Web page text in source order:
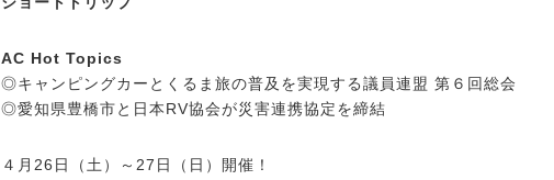
AC Hot Topics
◎キャンピングカーとくるま旅の普及を実現する議員連盟 第６回総会
◎愛知県豊橋市と日本RV協会が災害連携協定を締結
４月26日（土）～27日（日）開催！